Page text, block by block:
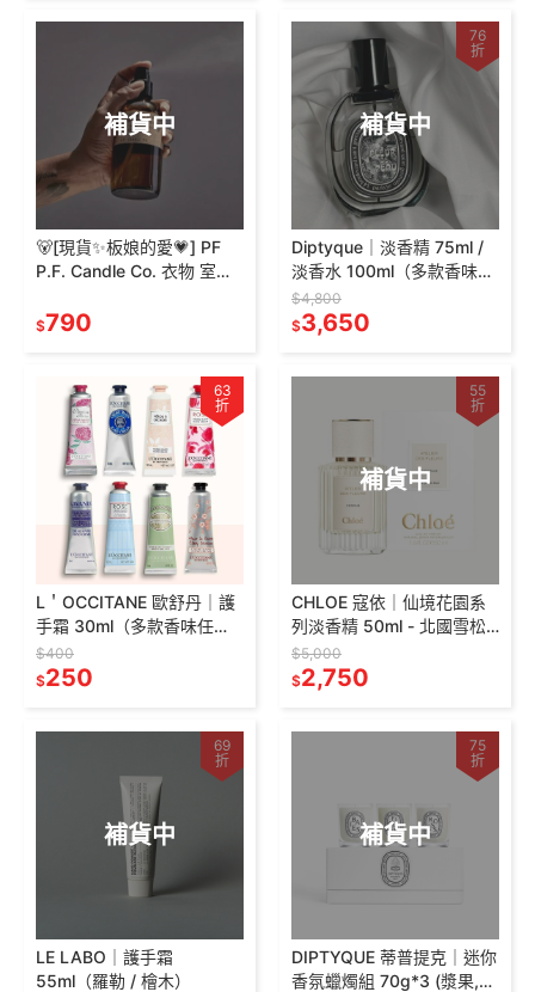
補貨中
🐻[現貨✨板娘的愛💗] PF
P.F. Candle Co. 衣物 室內
氛噴霧
$790
補貨中
76
折
Diptyque｜淡香精 75ml /
淡香水 100ml（多款香味任
選）
$4,800
$3,650
63
折
L＇OCCITANE 歐舒丹｜護
手霜 30ml（多款香味任
選）
$400
$250
補貨中
55
折
CHLOE 寇依｜仙境花園系
列淡香精 50ml - 北國雪松
Cedrus / 木蘭詩語
Magnolia Alba
$5,000
$2,750
補貨中
69
折
LE LABO｜護手霜
55ml（羅勒 / 檜木）
補貨中
75
折
DIPTYQUE 蒂普提克｜迷你
香氛蠟燭組 70g*3 (漿果,